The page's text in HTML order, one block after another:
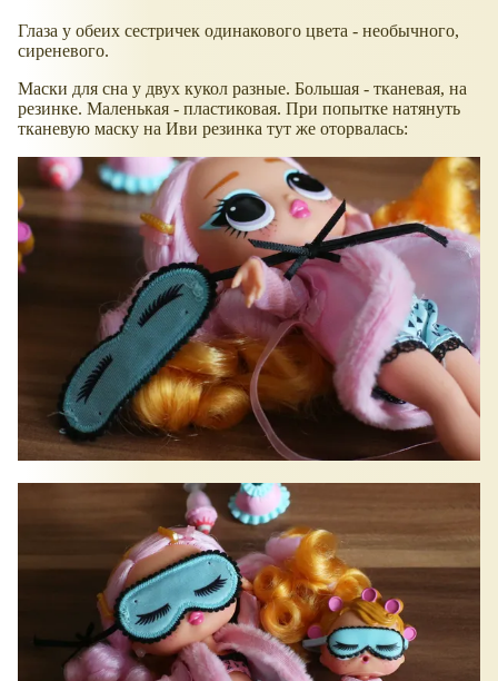
Глаза у обеих сестричек одинакового цвета - необычного,
сиреневого.
Маски для сна у двух кукол разные. Большая - тканевая, на
резинке. Маленькая - пластиковая. При попытке натянуть
тканевую маску на Иви резинка тут же оторвалась: